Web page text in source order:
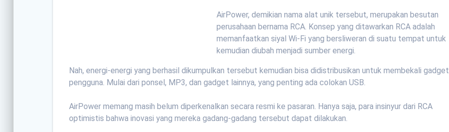
AirPower, demikian nama alat unik tersebut, merupakan besutan
perusahaan bernama RCA. Konsep yang ditawarkan RCA adalah
memanfaatkan siyal Wi-Fi yang bersliweran di suatu tempat untuk
kemudian diubah menjadi sumber energi.
Nah, energi-energi yang berhasil dikumpulkan tersebut kemudian bisa didistribusikan untuk membekali gadget
pengguna. Mulai dari ponsel, MP3, dan gadget lainnya, yang penting ada colokan USB.
AirPower memang masih belum diperkenalkan secara resmi ke pasaran. Hanya saja, para insinyur dari RCA
optimistis bahwa inovasi yang mereka gadang-gadang tersebut dapat dilakukan.